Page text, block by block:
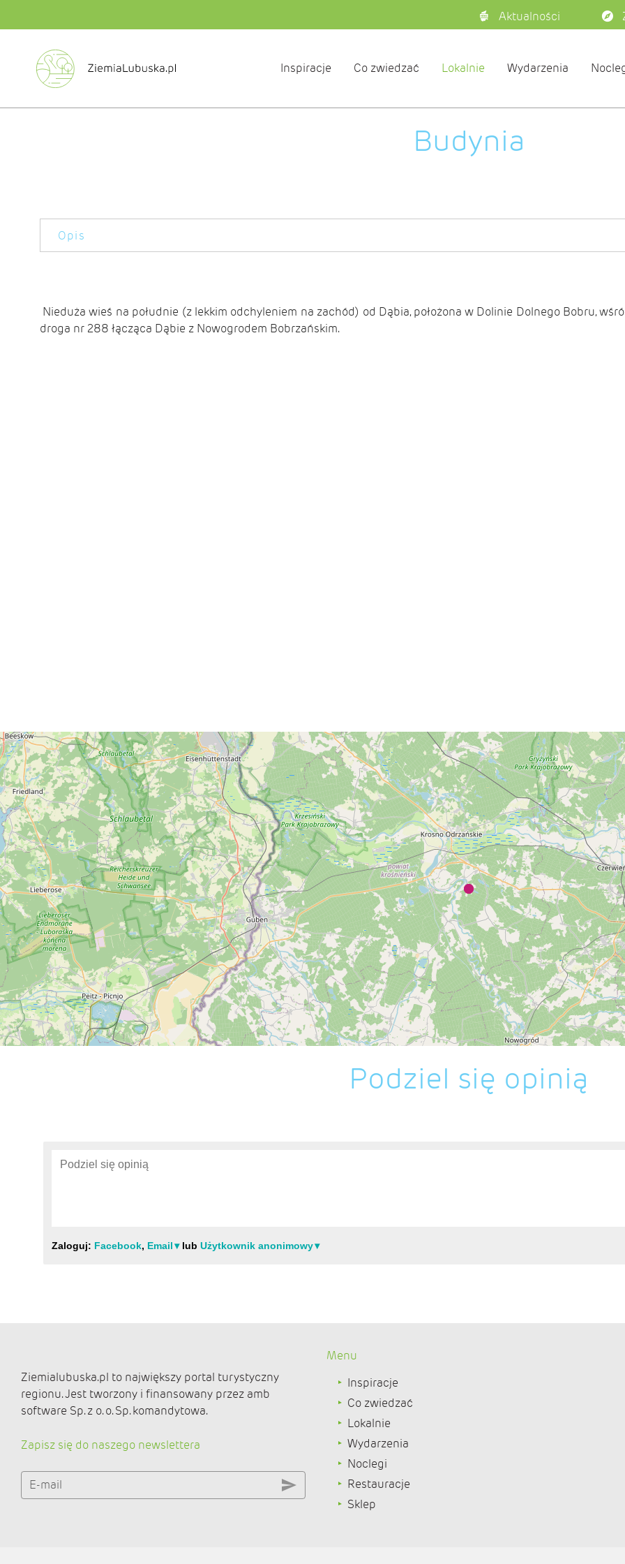
Aktualności
Inspiracje Co zwiedzać Lokalnie Wydarzenia
Budynia
Opis
Nieduża wieś na południe (z lekkim odchyleniem na zachód) od Dąbia, położona w Dolinie Dolnego Bobru,
droga nr 288 łącząca Dąbie z Nowogrodem Bobrzańskim.
Podziel się opinią
regionu. Jest tworzony i finansowany przez amb
Zapisz się do naszego newslettera
Menu
Inspiracje
Co zwiedzać
Lokalnie
Wydarzenia
Noclegi
Restauracje
Sklep